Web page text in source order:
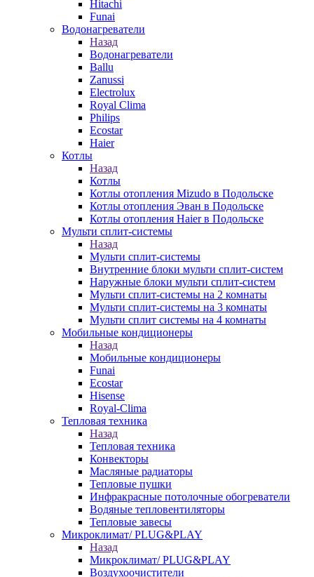
Hitachi
Funai
Водонагреватели
Назад
Водонагреватели
Ballu
Zanussi
Electrolux
Royal Clima
Philips
Ecostar
Haier
Котлы
Назад
Котлы
Котлы отопления Mizudo в Подольске
Котлы отопления Эван в Подольске
Котлы отопления Haier в Подольске
Мульти сплит-системы
Назад
Мульти сплит-системы
Внутренние блоки мульти сплит-систем
Наружные блоки мульти сплит-систем
Мульти сплит-системы на 2 комнаты
Мульти сплит-системы на 3 комнаты
Мульти сплит системы на 4 комнаты
Мобильные кондиционеры
Назад
Мобильные кондиционеры
Funai
Ecostar
Hisense
Royal-Clima
Тепловая техника
Назад
Тепловая техника
Конвекторы
Масляные радиаторы
Тепловые пушки
Инфракрасные потолочные обогреватели
Водяные тепловентиляторы
Тепловые завесы
Микроклимат/ PLUG&PLAY
Назад
Микроклимат/ PLUG&PLAY
Воздухоочистители